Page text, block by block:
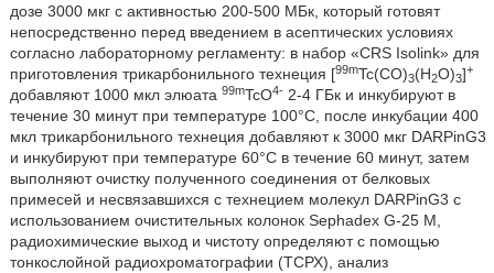
дозе 3000 мкг с активностью 200-500 МБк, который готовят
непосредственно перед введением в асептических условиях
согласно лабораторному регламенту: в набор «CRS Isolink» для
приготовления трикарбонильного технеция [99mTc(СО)3(Н2О)3]+
добавляют 1000 мкл элюата 99mTcO4-2-4 ГБк и инкубируют в
течение 30 минут при температуре 100°С, после инкубации 400
мкл трикарбонильного технеция добавляют к 3000 мкг DARPinG3
и инкубируют при температуре 60°С в течение 60 минут, затем
выполняют очистку полученного соединения от белковых
примесей и несвязавшихся с технецием молекул DARPinG3 с
использованием очистительных колонок Sephadex G-25 Μ,
радиохимические выход и чистоту определяют с помощью
тонкослойной радиохроматографии (ТСРХ), анализ